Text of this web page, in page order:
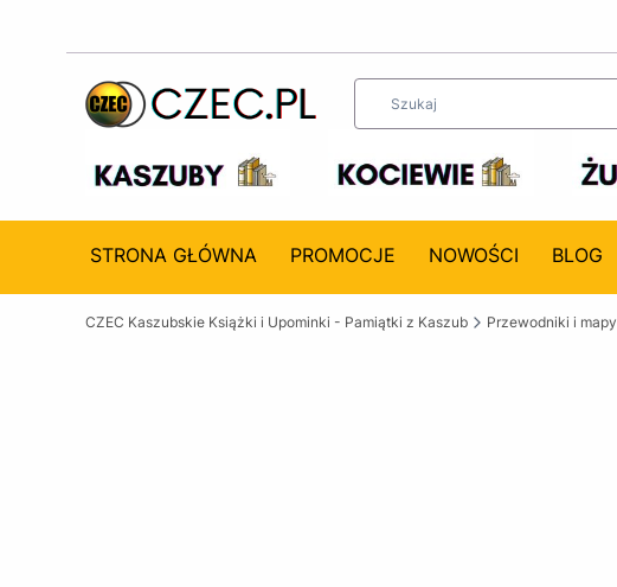
STRONA GŁÓWNA PROMOCJE NOWOŚCI BLOG
CZEC Kaszubskie Książki i Upominki - Pamiątki z Kaszub Przewodniki i mapy